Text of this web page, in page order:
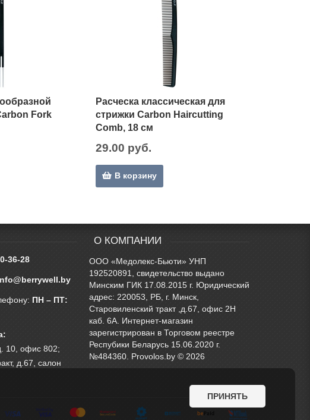
Fork
Расческа классическая для
стрижки Carbon Haircutting
Comb, 18 см
29.00 руб.
В корзину
36-28
ПН – ПТ:
10, офис 802;
д.67, салон
О КОМПАНИИ
ООО «Медолекс-Бьюти» УНП
192520891, свидетельство выдано
Минским ГИК 17.08.2015 г. Юридический
адрес: 220053, РБ, г. Минск,
Старовиленский тракт ,д.67, офис 2Н
каб. 6А. Интернет-магазин
зарегистрирован в Торговом реестре
Респубики Беларусь 15.06.2020 г.
№484360. Provolos.by © 2026
ПРИНЯТЬ